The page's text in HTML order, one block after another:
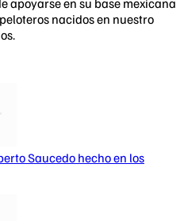
nacidos en nuestro
Saucedo hecho en los